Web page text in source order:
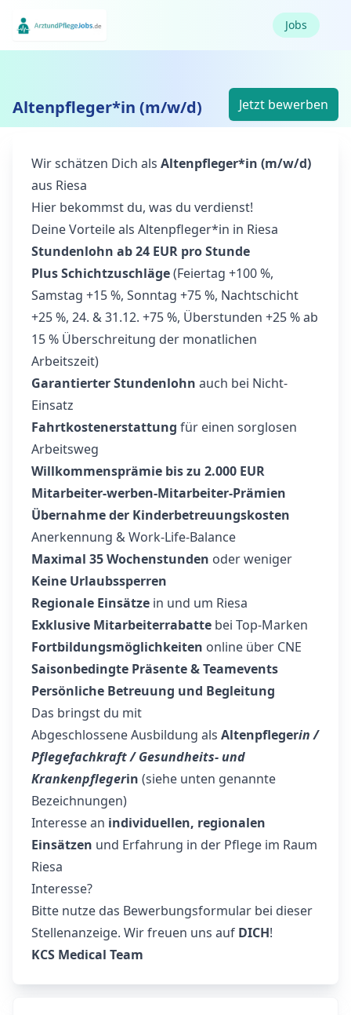
Jobs
Altenpfleger*in (m/w/d) Jetzt bewerben
Wir schätzen Dich als Altenpfleger*in (m/w/d)
aus Riesa
Hier bekommst du, was du verdienst!
Deine Vorteile als Altenpfleger*in in Riesa
Stundenlohn ab 24 EUR pro Stunde
Plus Schichtzuschläge(Feiertag +100 %,
Samstag +15 %, Sonntag +75 %, Nachtschicht
+25 %, 24. & 31.12. +75 %, Überstunden +25 % ab
15 % Überschreitung der monatlichen
Arbeitszeit)
Garantierter Stundenlohn auch bei Nicht-
Einsatz
Fahrtkostenerstattung für einen sorglosen
Arbeitsweg
Willkommensprämie bis zu 2.000 EUR
Mitarbeiter-werben-Mitarbeiter-Prämien
Übernahme der Kinderbetreuungskosten
Anerkennung & Work-Life-Balance
Maximal 35 Wochenstunden oder weniger
Keine Urlaubssperren
Regionale Einsätze in und um Riesa
Exklusive Mitarbeiterrabatte bei Top-Marken
Fortbildungsmöglichkeiten online über CNE
Saisonbedingte Präsente & Teamevents
Persönliche Betreuung und Begleitung
Das bringst du mit
Abgeschlossene Ausbildung als Altenpflegerin /
Pflegefachkraft / Gesundheits- und
Krankenpflegerin (siehe unten genannte
Bezeichnungen)
Interesse an individuellen, regionalen
Einsätzen und Erfahrung in der Pflege im Raum
Riesa
Interesse?
Bitte nutze das Bewerbungsformular bei dieser
Stellenanzeige. Wir freuen uns auf DICH!
KCS Medical Team